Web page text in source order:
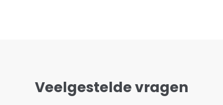
Veelgestelde vragen